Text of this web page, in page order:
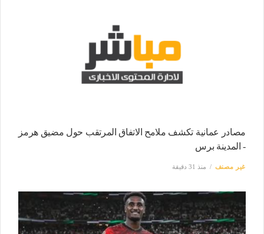
مصادر عمانية تكشف ملامح الاتفاق المرتقب حول مضيق هرمز
- المدينة برس
غير مصنف منذ 31 دقيقة